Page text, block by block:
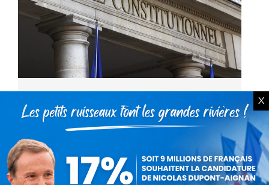
Communiqués Par Nicolas Dupont-Aignan
21 avril 2016
Le Conseil constitutionnel a validé dans son
intégralité la réforme des règles de la
X